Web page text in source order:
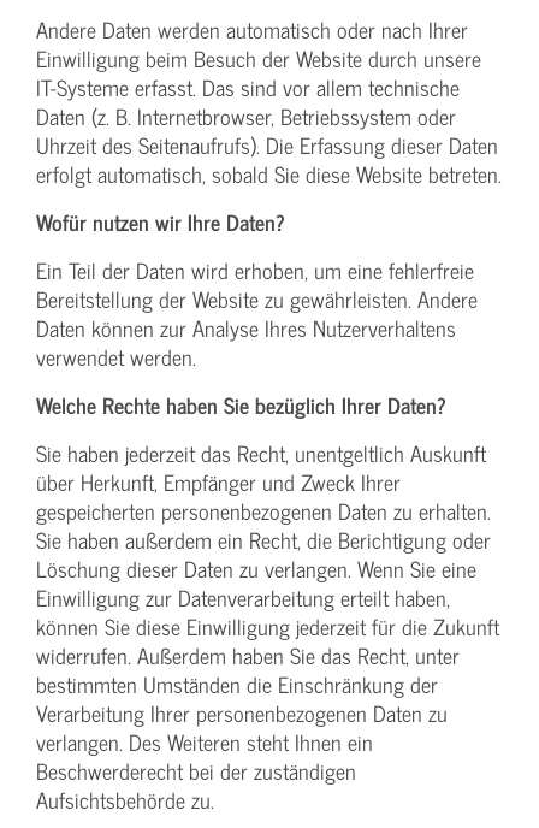
Andere Daten werden automatisch oder nach Ihrer
Einwilligung beim Besuch der Website durch unsere
IT-Systeme erfasst. Das sind vor allem technische
Daten (z. B. Internetbrowser, Betriebssystem oder
Uhrzeit des Seitenaufrufs). Die Erfassung dieser Daten
erfolgt automatisch, sobald Sie diese Website betreten.
Wofür nutzen wir Ihre Daten?
Ein Teil der Daten wird erhoben, um eine fehlerfreie
Bereitstellung der Website zu gewährleisten. Andere
Daten können zur Analyse Ihres Nutzerverhaltens
verwendet werden.
Welche Rechte haben Sie bezüglich Ihrer Daten?
Sie haben jederzeit das Recht, unentgeltlich Auskunft
über Herkunft, Empfänger und Zweck Ihrer
gespeicherten personenbezogenen Daten zu erhalten.
Sie haben außerdem ein Recht, die Berichtigung oder
Löschung dieser Daten zu verlangen. Wenn Sie eine
Einwilligung zur Datenverarbeitung erteilt haben,
können Sie diese Einwilligung jederzeit für die Zukunft
widerrufen. Außerdem haben Sie das Recht, unter
bestimmten Umständen die Einschränkung der
Verarbeitung Ihrer personenbezogenen Daten zu
verlangen. Des Weiteren steht Ihnen ein
Beschwerderecht bei der zuständigen
Aufsichtsbehörde zu.